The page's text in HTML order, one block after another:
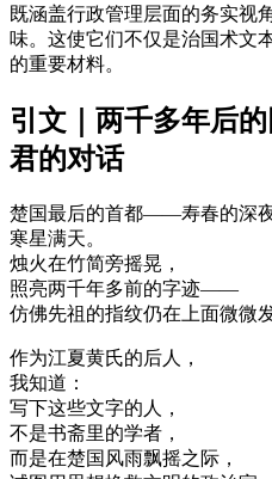
既涵盖行政管理层面的务实视
味。这使它们不仅是治国术文
的重要材料。
引文｜两千多年后
君的对话
楚国最后的首都——寿春的深夜
寒星满天。
烛火在竹简旁摇晃，
照亮两千年多前的字迹——
仿佛先祖的指纹仍在上面微微发
作为江夏黄氏的后人，
我知道：
写下这些文字的人，
不是书斋里的学者，
而是在楚国风雨飘摇之际，